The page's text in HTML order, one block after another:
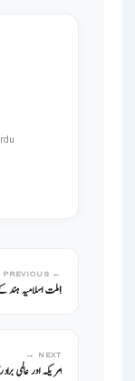
← PREVIOUS
!ملت اسلامیہ
NEXT →
امریکہ اور عالمی